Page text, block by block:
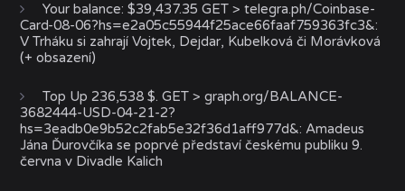
Your balance: $39,437.35 GET > telegra.ph/Coinbase-
Card-08-06?hs=e2a05c55944f25ace66faaf759363fc3&:
V Trháku si zahrají Vojtek, Dejdar, Kubelková či Morávková
(+ obsazení)
Top Up 236,538 $. GET > graph.org/BALANCE-
3682444-USD-04-21-2?
hs=3eadb0e9b52c2fab5e32f36d1aff977d&:Amadeus
Jána Ďurovčíka se poprvé představí českému publiku 9.
června v Divadle Kalich